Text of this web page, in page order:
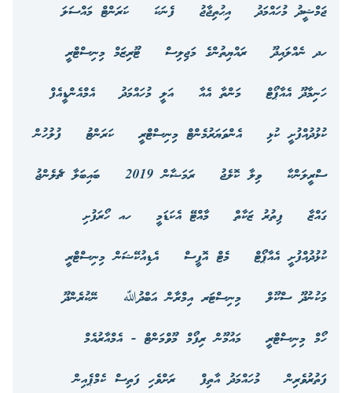
ޖަމްޝީދު މުހައްމަދު
އިޙުތިޖާޖު ފެނަކަ
ކަރަންޓް މައްސަލަ
ހދ ނެއްލައިދޫ
ރައްޔިތުންގެ މަޖިލިސް
ޓޫރިޒަމް މިނިސްޓްރީ
ހަނިމާދޫ އެއާޕޯޓް
މަންތާ އެއާ އަލީ މުހައްމަދު
އެމްއެންޑީއެފް
ކުޅުދުއްފުށީ ކުޅި
އެންވަޔަރުމެންޓް މިނިސްޓްރީ ކަރަންޓު
ފުލުހުން
ސްރީލަންކާ
ވިލާ ކޮލެޖު ރަމަޟާން 2019
ބައިބަލާ ޗެލެންޖު
ގައްޒާ
ފިތުރު ޒަކާތް މާއްޓޭ އެކަޑަމީ
ހއ ހޯރަފުށި
ކުޅުދުއްފުށީ އެއާޕޯޓް
މެޓް އޮފީސް
އެޑިއުކޭޝަން މިނިސްޓްރީ
މަކުނުދޫ ސްކޫލް
މިނިސްޓަރ އިމްރާން އަބްދުﷲ
ނޭކުރެންދޫ
ހޯމް މިނިސްޓްރީ
މައުމޫން ރިފޯމް މޫވްމަންޓް - އެމްއާރުއެމް
ފަތުރުވެރިން
މުހައްމަދު އާތިފް
ރަށްވެހި ފަތިސް ކެމްޕެއިން